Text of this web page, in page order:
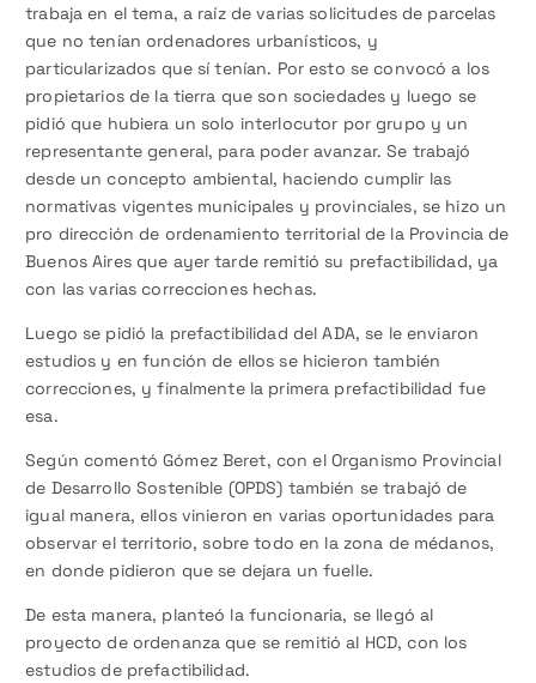
trabaja en el tema, a raíz de varias solicitudes de parcelas
que no tenían ordenadores urbanísticos, y
particularizados que sí tenían. Por esto se convocó a los
propietarios de la tierra que son sociedades y luego se
pidió que hubiera un solo interlocutor por grupo y un
representante general, para poder avanzar. Se trabajó
desde un concepto ambiental, haciendo cumplir las
normativas vigentes municipales y provinciales, se hizo un
pro dirección de ordenamiento territorial de la Provincia de
Buenos Aires que ayer tarde remitió su prefactibilidad, ya
con las varias correcciones hechas.
Luego se pidió la prefactibilidad del ADA, se le enviaron
estudios y en función de ellos se hicieron también
correcciones, y finalmente la primera prefactibilidad fue
esa.
Según comentó Gómez Beret, con el Organismo Provincial
de Desarrollo Sostenible (OPDS) también se trabajó de
igual manera, ellos vinieron en varias oportunidades para
observar el territorio, sobre todo en la zona de médanos,
en donde pidieron que se dejara un fuelle.
De esta manera, planteó la funcionaria, se llegó al
proyecto de ordenanza que se remitió al HCD, con los
estudios de prefactibilidad.